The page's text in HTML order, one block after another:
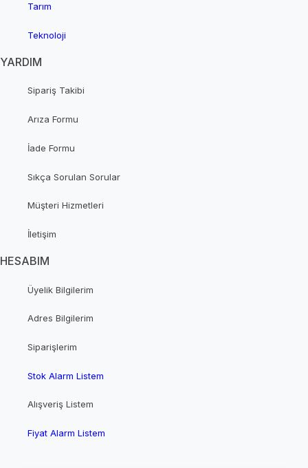
Tarım
Teknoloji
YARDIM
Sipariş Takibi
Arıza Formu
İade Formu
Sıkça Sorulan Sorular
Müşteri Hizmetleri
İletişim
HESABIM
Üyelik Bilgilerim
Adres Bilgilerim
Siparişlerim
Stok Alarm Listem
Alışveriş Listem
Fiyat Alarm Listem